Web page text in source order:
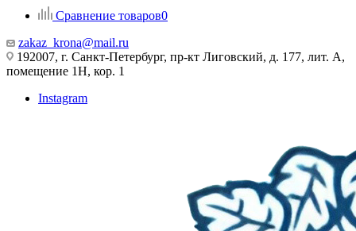
Сравнение товаров0
zakaz_krona@mail.ru
192007, г. Санкт-Петербург, пр-кт Лиговский, д. 177, лит. А,
помещение 1Н, кор. 1
Instagram